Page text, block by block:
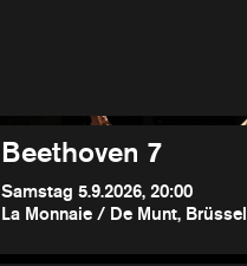
Beethoven 7
Samstag 5.9.2026, 20:00
La Monnaie / De Munt, Brüssel